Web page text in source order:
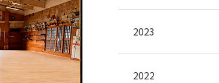
2023
2022